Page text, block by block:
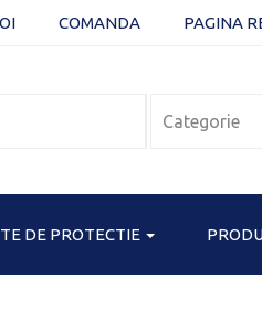
COMANDA PAGINA
DE PROTECTIE